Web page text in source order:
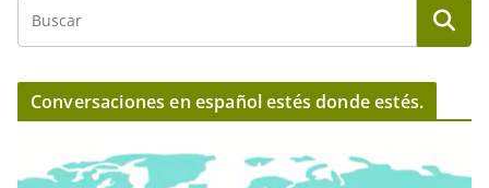
Conversaciones en español estés donde estés.
e